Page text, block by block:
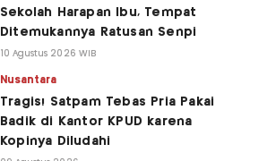
Sekolah Harapan Ibu, Tempat
Ditemukannya Ratusan Senpi
10 Agustus 2026 WIB
Nusantara
Tragis! Satpam Tebas Pria Pakai
Badik di Kantor KPUD karena
Kopinya Diludahi